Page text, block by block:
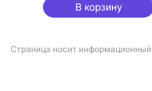
В корзину
Страница носит